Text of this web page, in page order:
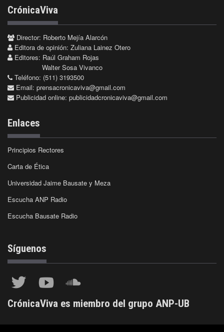
CrónicaViva
Director: Roberto Mejía Alarcón
Editora de opinión: Zuliana Lainez Otero
Editores: Raúl Graham Rojas
Walter Sosa Vivanco
Teléfono: (511) 3193500
Email: prensacronicaviva@gmail.com
Publicidad online: publicidadcronicaviva@gmail.com
Enlaces
Principios Rectores
Carta de Ética
Universidad Jaime Bausate y Meza
Escucha ANP Radio
Escucha Bausate Radio
Síguenos
CrónicaViva es miembro del grupo ANP-UB